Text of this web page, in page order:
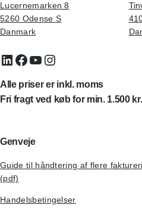
Lucernemarken 8
5260 Odense S
Danmark
LinkedIn Facebook YouTube Instagram
Alle priser er inkl. moms
Fri fragt ved køb for min. 1.500 kr.
Genveje
Guide til håndtering af flere
(pdf)
Handelsbetingelser